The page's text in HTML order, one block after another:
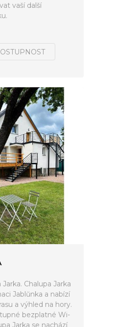
vaší další
Chalupa Jarka
Jablŭnka a nabízí
a výhled na hory.
bezplatné Wi-
Jarka se nachází